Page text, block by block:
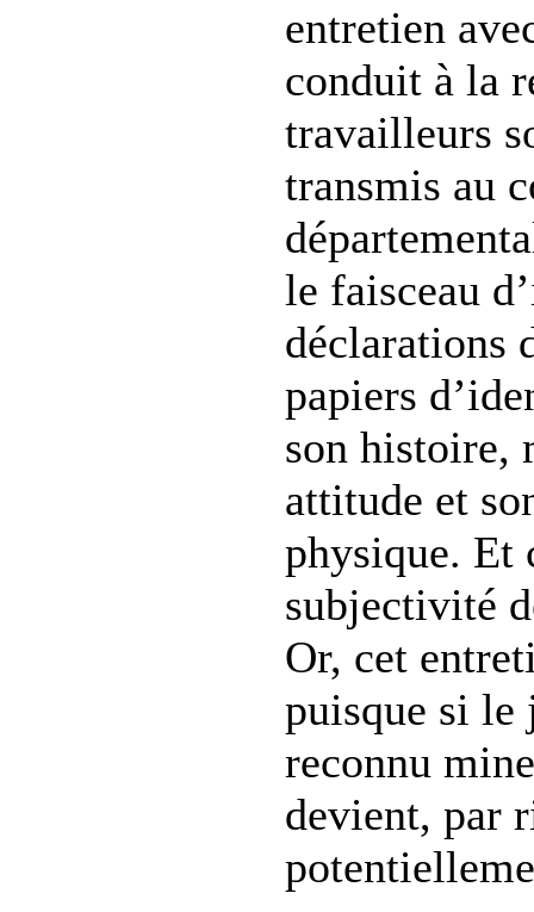
entretien
conduit à la
travailleurs
transmis au
le faisceau
déclarations
papiers
son histoire,
attitude et
physique. Et
subjectivité
Or, cet
puisque si le
reconnu
devient, par